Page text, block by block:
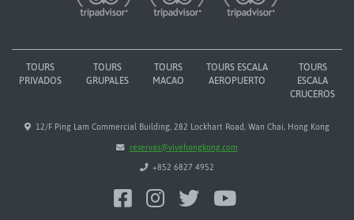
TOURS
PRIVADOS
TOURS
GRUPALES
TOURS
MACAO
TOURS ESCALA
AEROPUERTO
TOURS
ESCALA
CRUCEROS
12/F Ping Lam Commercial Building, 282 Lockhart Road, Wan Chai, Hong Kong
reservas@vivehongkong.com
+852 6827 4952